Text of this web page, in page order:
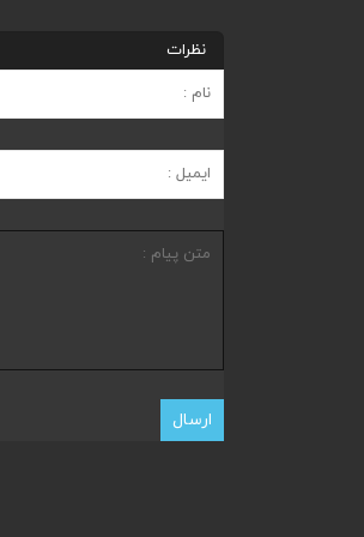
نظرات